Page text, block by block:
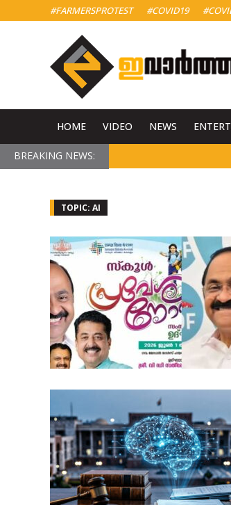
#FARMERSPROTEST #COVID19
HOME VIDEO NEWS
BREAKING NEWS:
TOPIC: AI